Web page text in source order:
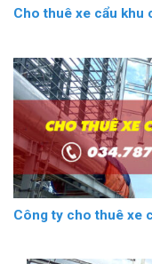
Cho thuê xe cẩu khu
Công ty cho thuê xe